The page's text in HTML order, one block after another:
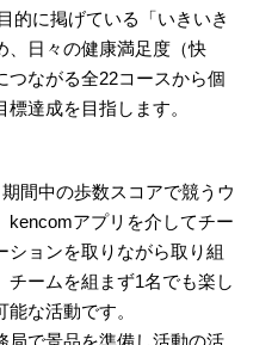
的に掲げている「いきいき
、日々の健康満足度（快
つながる全22コースから個
達成を目指します。
間中の歩数スコアで競うウ
kencomアプリを介してチー
ションを取りながら取り組
チームを組まず1名でも楽し
な活動です。
局で景品を準備し活動の活